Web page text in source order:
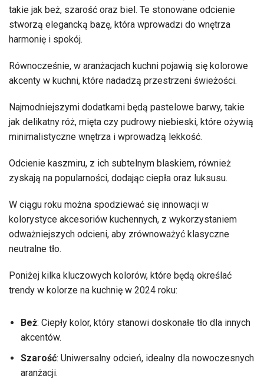
takie jak beż, szarość oraz biel. Te stonowane odcienie
stworzą elegancką bazę, która wprowadzi do wnętrza
harmonię i spokój.
Równocześnie, w aranżacjach kuchni pojawią się kolorowe
akcenty w kuchni, które nadadzą przestrzeni świeżości.
Najmodniejszymi dodatkami będą pastelowe barwy, takie
jak delikatny róż, mięta czy pudrowy niebieski, które ożywią
minimalistyczne wnętrza i wprowadzą lekkość.
Odcienie kaszmiru, z ich subtelnym blaskiem, również
zyskają na popularności, dodając ciepła oraz luksusu.
W ciągu roku można spodziewać się innowacji w
kolorystyce akcesoriów kuchennych, z wykorzystaniem
odważniejszych odcieni, aby zrównoważyć klasyczne
neutralne tło.
Poniżej kilka kluczowych kolorów, które będą określać
trendy w kolorze na kuchnię w 2024 roku:
Beż: Ciepły kolor, który stanowi doskonałe tło dla innych
akcentów.
Szarość: Uniwersalny odcień, idealny dla nowoczesnych
aranżacji.